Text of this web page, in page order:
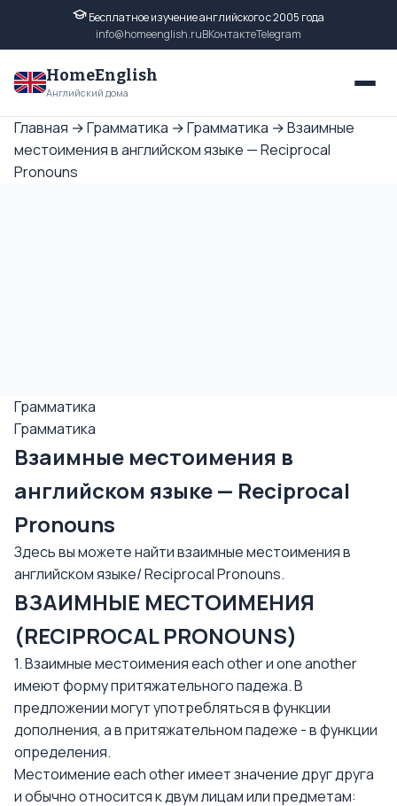
Бесплатное изучение английского с 2005 года
info@homeenglish.ruВКонтактеTelegram
HomeEnglish
Английский дома
Главная →Грамматика →Грамматика →Взаимные
местоимения в английском языке — Reciprocal
Pronouns
Грамматика
Грамматика
Взаимные местоимения в
английском языке — Reciprocal
Pronouns
Здесь вы можете найти взаимные местоимения в
английском языке/ Reciprocal Pronouns.
ВЗАИМНЫЕ МЕСТОИМЕНИЯ
(RECIPROCAL PRONOUNS)
1. Взаимные местоимения each other и one another
имеют форму притяжательного падежа. В
предложении могут употребляться в функции
дополнения, а в притяжательном падеже - в функции
определения.
Местоимение each other имеет значение друг друга
и обычно относится к двум лицам или предметам: